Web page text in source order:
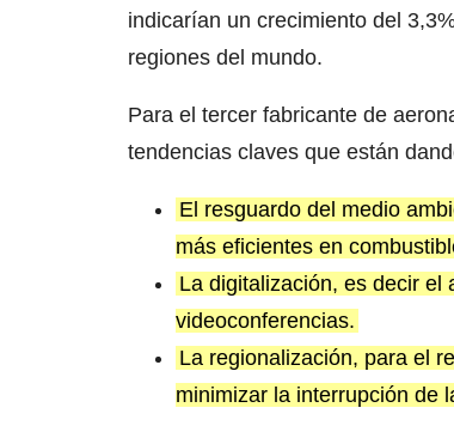
indicarían un crecimiento del
regiones del mundo.
Para el tercer fabricante de
tendencias claves que están
El resguardo del medio
más eficientes en
La digitalización, es decir el
videoconferencias.
La regionalización, para el
minimizar la interrupción de